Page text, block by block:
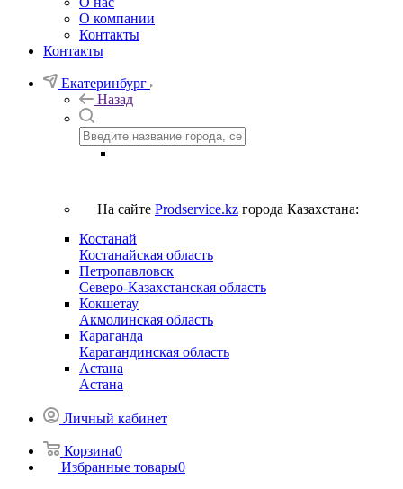
О компании
Контакты
Контакты
Екатеринбург
Назад
На сайте Prodservice.kz города Казахстана:
Костанай
Костанайская область
Петропавловск
Северо-Казахстанская область
Кокшетау
Акмолинская область
Караганда
Карагандинская область
Астана
Астана
Личный кабинет
Корзина0
Избранные товары0